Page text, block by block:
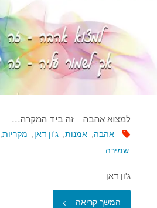
למצוא אהבה – זה ביד המקרה…
אהבה, אמנות, ג'ון דאן, מקריות,
שמירה
ג'ון דאן
המשך קריאה "למצוא